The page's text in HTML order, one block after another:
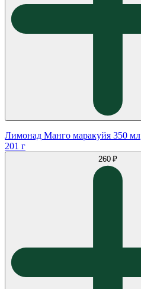
Лимонад Манго маракуйя 350 мл
201 г
260 ₽